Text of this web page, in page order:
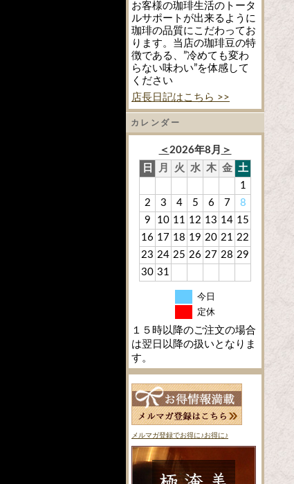
お客様の珈琲生活のトータ
ルサポートが出来るように
珈琲の品質にこだわってお
ります。当店の珈琲豆の特
徴である、”冷めても変わ
らない味わい”を体感して
ください
店長日記はこちら >>
カレンダー
＜ 2026年8月 ＞
日
月 火 水 木 金 土
1
2
3 4 5 6 7
8
9
10 11 12 13 14 15
16 17 18 19 20 21 22
23 24 25 26 27 28 29
30 31
今日
定休
１５時以降のご注文の場合
は翌日以降の扱いとなりま
す。
メルマガ登録でお得に♪お得に♪